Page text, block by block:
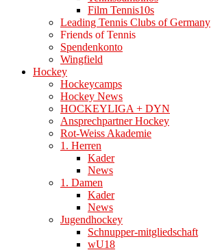
Film Tennis10s
Leading Tennis Clubs of Germany
Friends of Tennis
Spendenkonto
Wingfield
Hockey
Hockeycamps
Hockey News
HOCKEYLIGA + DYN
Ansprechpartner Hockey
Rot-Weiss Akademie
1. Herren
Kader
News
1. Damen
Kader
News
Jugendhockey
Schnupper-mitgliedschaft
wU18